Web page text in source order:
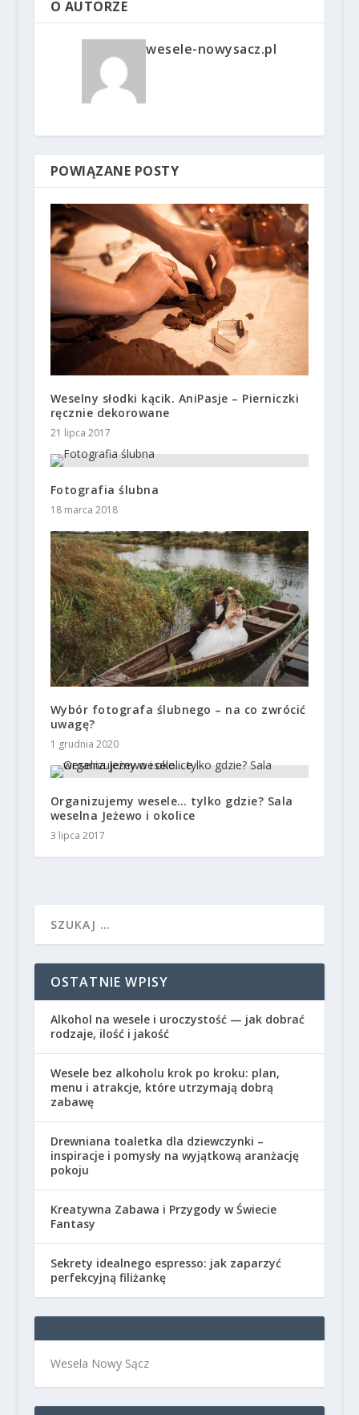
O AUTORZE
wesele-nowysacz.pl
POWIĄZANE POSTY
Weselny słodki kącik. AniPasje – Pierniczki
ręcznie dekorowane
21 lipca 2017
Fotografia ślubna
18 marca 2018
Wybór fotografa ślubnego – na co zwrócić
uwagę?
1 grudnia 2020
Organizujemy wesele… tylko gdzie? Sala
weselna Jeżewo i okolice
3 lipca 2017
OSTATNIE WPISY
Alkohol na wesele i uroczystość — jak dobrać
rodzaje, ilość i jakość
Wesele bez alkoholu krok po kroku: plan,
menu i atrakcje, które utrzymają dobrą
zabawę
Drewniana toaletka dla dziewczynki –
inspiracje i pomysły na wyjątkową aranżację
pokoju
Kreatywna Zabawa i Przygody w Świecie
Fantasy
Sekrety idealnego espresso: jak zaparzyć
perfekcyjną filiżankę
Wesela Nowy Sącz